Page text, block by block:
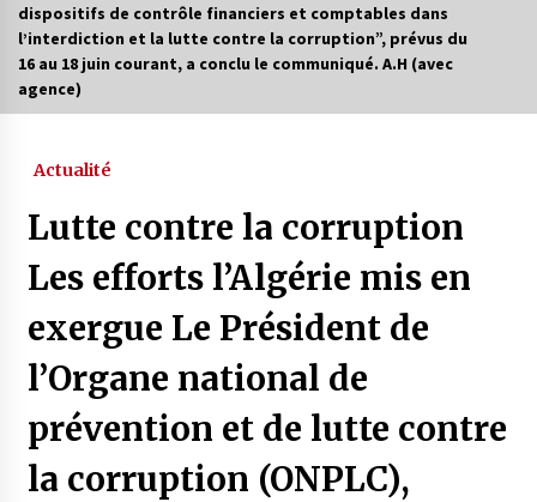
dispositifs de contrôle financiers et comptables dans
l’interdiction et la lutte contre la corruption”, prévus du
16 au 18 juin courant, a conclu le communiqué. A.H (avec
agence)
Actualité
Lutte contre la corruption
Les efforts l’Algérie mis en
exergue Le Président de
l’Organe national de
prévention et de lutte contre
la corruption (ONPLC),